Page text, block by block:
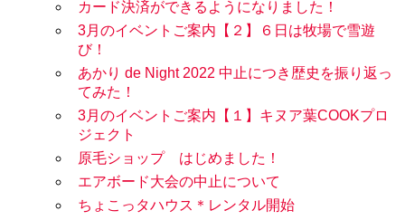
カード決済ができるようになりました！
3月のイベントご案内【２】６日は牧場で雪遊
び！
あかり de Night 2022 中止につき歴史を振り返っ
てみた！
3月のイベントご案内【１】キヌア葉COOKプロ
ジェクト
原毛ショップ はじめました！
エアボード大会の中止について
ちょこっタハウス＊レンタル開始